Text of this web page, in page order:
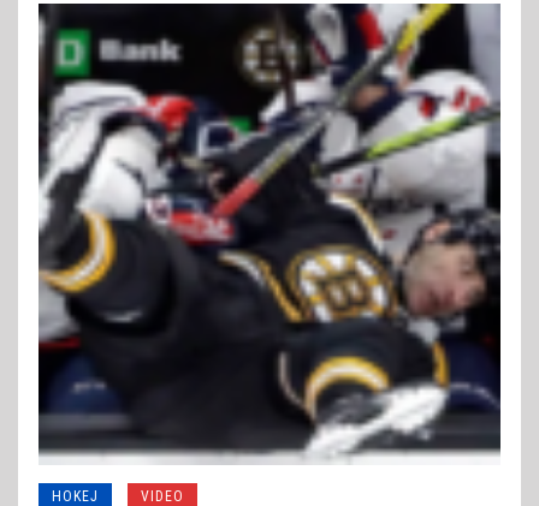
HOKEJ VIDEO